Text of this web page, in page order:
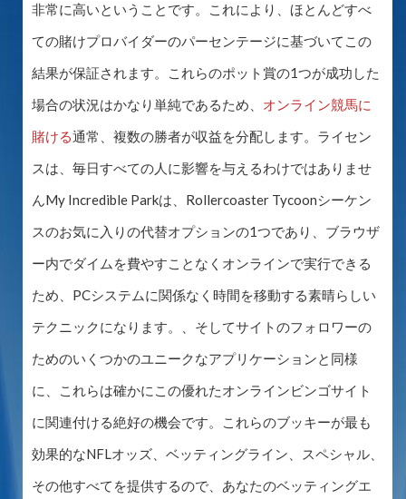
非常に高いということです。これにより、ほとんどすべ
ての賭けプロバイダーのパーセンテージに基づいてこの
結果が保証されます。これらのポット賞の1つが成功した
場合の状況はかなり単純であるため、 オンライン競馬に
賭ける通常、複数の勝者が収益を分配します。ライセン
スは、毎日すべての人に影響を与えるわけではありませ
んMy Incredible Parkは、Rollercoaster Tycoonシーケン
スのお気に入りの代替オプションの1つであり、ブラウザ
ー内でダイムを費やすことなくオンラインで実行できる
ため、PCシステムに関係なく時間を移動する素晴らしい
テクニックになります。、そしてサイトのフォロワーの
ためのいくつかのユニークなアプリケーションと同様
に、これらは確かにこの優れたオンラインビンゴサイト
に関連付ける絶好の機会です。これらのブッキーが最も
効果的なNFLオッズ、ベッティングライン、スペシャル、
その他すべてを提供するので、あなたのベッティングエ